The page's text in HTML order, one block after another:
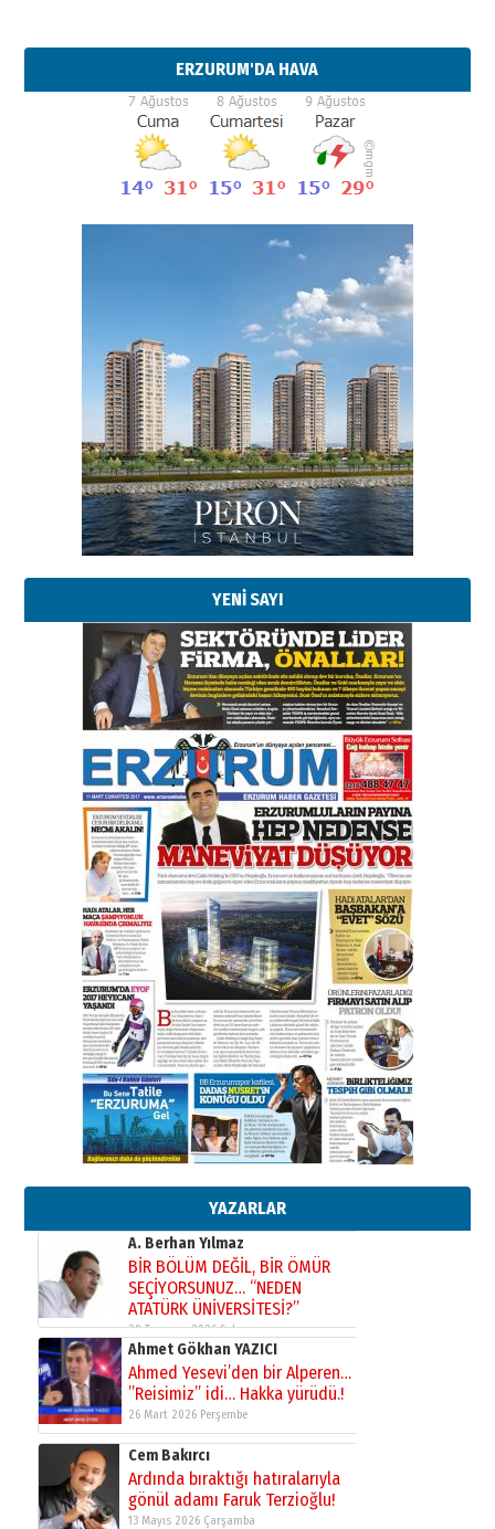
ERZURUM'DA HAVA
YENİ SAYI
YAZARLAR
Esat BİNDESEN
Başkan Sekmen’den Erzurum’a
bir vizyon proje daha!
02 Ağustos 2026 Pazar
Kadir SABUNCUOĞLU
Erzurumspor’un köşe taşları
29 Haziran 2026 Pazartesi
Kenan GÜLERCİ
Murat Şahsuvaroğlu ERKON’da
çıtayı yukarı taşırken,
yönetimdekiler aşağı
çekmemeli!
17 Şubat 2026 SalıOrhan BOZKURT
Bir fotoğraf, bir şehir, bir
gazeteci… Dizginler kimin
elinde?
31 Mart 2026 Salı
BİR BÖLÜM DEĞİL, BİR ÖMÜR
SEÇİYORSUNUZ… “NEDEN
ATATÜRK ÜNİVERSİTESİ?”
28 Temmuz 2026 Salı
Ahmet Gökhan YAZICI
Ahmed Yesevi’den bir Alperen…
”Reisimiz” idi… Hakka yürüdü.!
26 Mart 2026 Perşembe
Cem Bakırcı
Ardında bıraktığı hatıralarıyla
gönül adamı Faruk Terzioğlu!
13 Mayıs 2026 Çarşamba